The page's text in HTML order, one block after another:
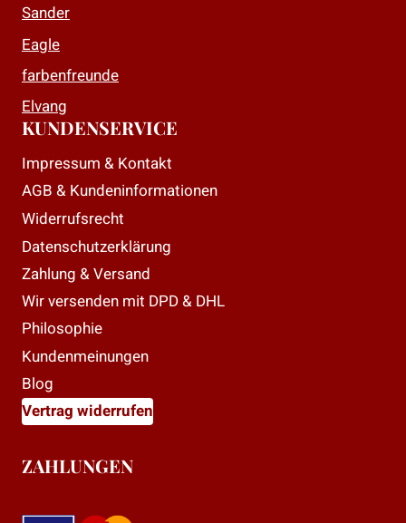
Sander
Eagle
farbenfreunde
Elvang
KUNDENSERVICE
Impressum & Kontakt
AGB & Kundeninformationen
Widerrufsrecht
Datenschutzerklärung
Zahlung & Versand
Wir versenden mit DPD & DHL
Philosophie
Kundenmeinungen
Blog
Vertrag widerrufen
ZAHLUNGEN